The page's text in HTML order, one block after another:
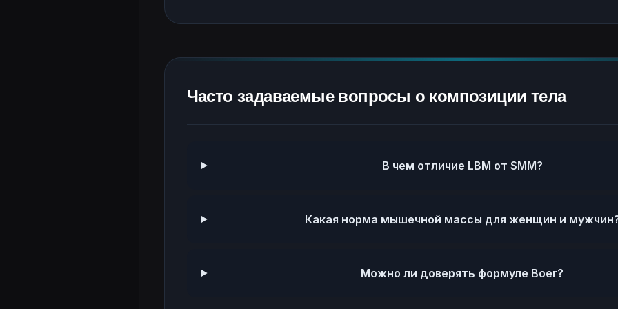
Часто задаваемые вопросы о композиции тела
В чем отличие LBM от SMM?
Какая норма мышечной массы для женщин и
Можно ли доверять формуле Boer?